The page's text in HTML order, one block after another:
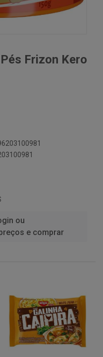
Frizon Kero
ou
e comprar